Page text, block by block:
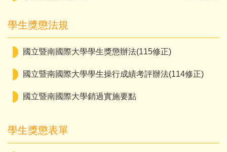
學生獎懲法規
國立暨南國際大學學生獎懲辦法(115修正)
國立暨南國際大學學生操行成績考評辦法(114修正)
國立暨南國際大學銷過實施要點
學生獎懲表單